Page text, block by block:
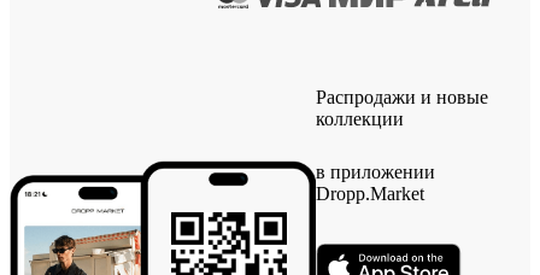
Распродажи и новые
коллекции
в приложении
Dropp.Market